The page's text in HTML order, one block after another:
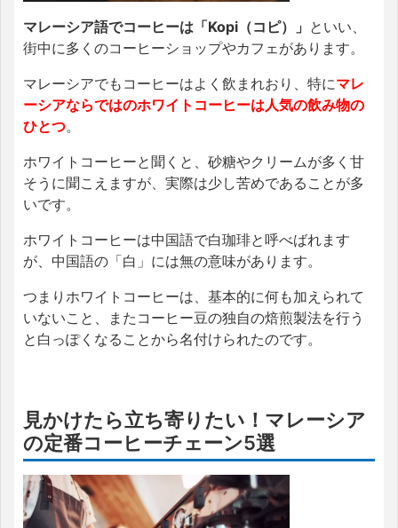
マレーシア語でコーヒーは「Kopi（コピ）」 といい、
街中に多くのコーヒーショップやカフェがあります。
マレーシアでもコーヒーはよく飲まれおり、特にマレ
ーシアならではのホワイトコーヒーは人気の飲み物の
ひとつ。
ホワイトコーヒーと聞くと、砂糖やクリームが多く甘
そうに聞こえますが、実際は少し苦めであることが多
いです。
ホワイトコーヒーは中国語で白珈琲と呼べばれます
が、中国語の「白」には無の意味があります。
つまりホワイトコーヒーは、基本的に何も加えられて
いないこと、またコーヒー豆の独自の焙煎製法を行う
と白っぽくなることから名付けられたのです。
見かけたら立ち寄りたい！マレーシア
の定番コーヒーチェーン5選